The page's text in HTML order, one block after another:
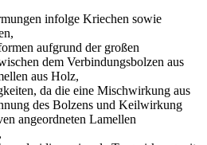
infolge Kriechen sowie
aufgrund der großen
dem Verbindungsbolzen aus
aus Holz,
da die eine Mischwirkung aus
des Bolzens und Keilwirkung
angeordneten Lamellen